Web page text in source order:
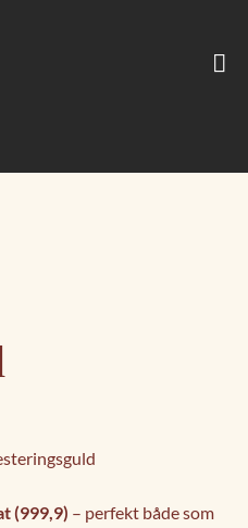
(999,9) – perfekt både som